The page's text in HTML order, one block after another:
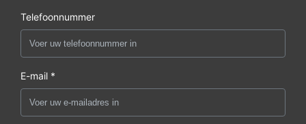
Telefoonnummer
E-mail *